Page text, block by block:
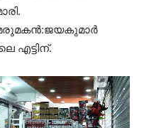
മരുമകൻ:ജയകുമാർ
എട്ടിന്.